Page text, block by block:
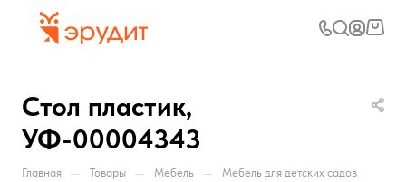
Стол пластик,
УФ-00004343
Главная — Товары — Мебель — Мебель для детских садов